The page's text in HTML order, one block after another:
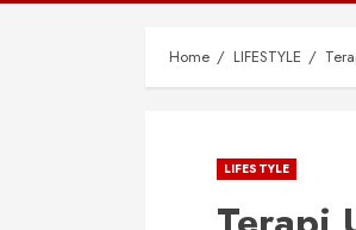
Home LIFESTYLE
LIFESTYLE